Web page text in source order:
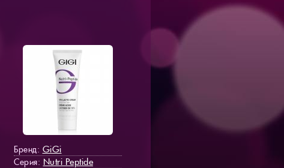
Бренд: GiGi
Серия: Nutri Peptide